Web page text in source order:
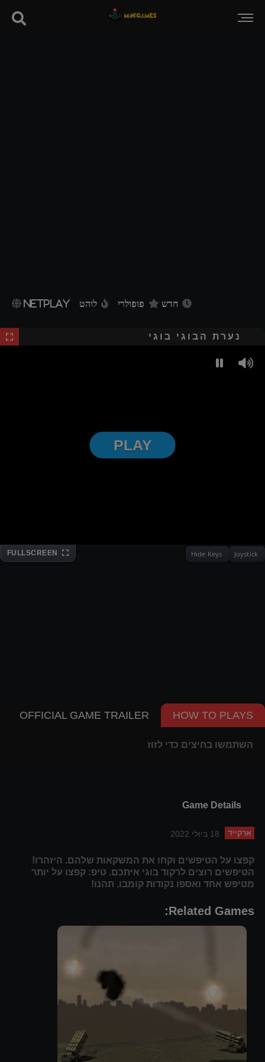
חדש פופולרי לוהט NETPLAY
נערת הבוגי בוגי
PLAY
Joystick
Hide Keys
HOW TO PLAYS
OFFICIAL GAME TRAILER
השתמשו בחיצים כדי לזוז
Game Details
ארקייד 18 ביולי 2022
קפצו על הטיפשים וקחו את המשקאות שלהם. היזהרו!
הטיפשים רוצים לרקוד בוגי איתכם. טיפ: קפצו על יותר
מטיפש אחד ואספו נקודות קומבו. תהנו!
Related Games: